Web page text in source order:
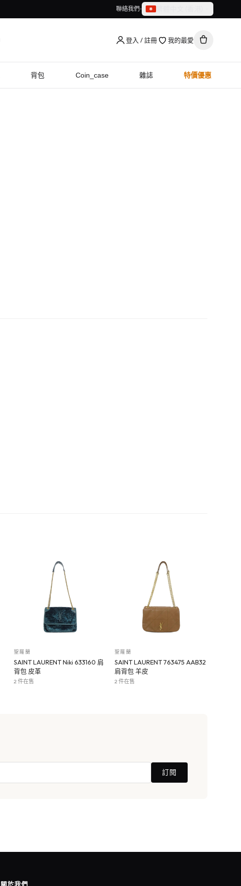
聯絡我們
繁體中文（香港）
登入 / 註冊 我的最愛
背包 Coin_case 雜誌 特價優惠
聖羅蘭
SAINT LAURENT Niki 633160 肩
背包 皮革
2 件在售
聖羅蘭
SAINT LAURENT 763475 AAB32
肩背包 羊皮
2 件在售
訂閱
關於我們